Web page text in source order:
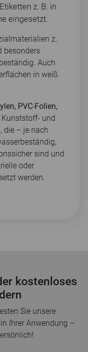
z. B. in
eingesetzt.
z.
besonders
Auch
in weiß
PVC-Folien,
und
die – je nach
sind und
oder
werden.
kostenloses
Sie unsere
Ihrer Anwendung –